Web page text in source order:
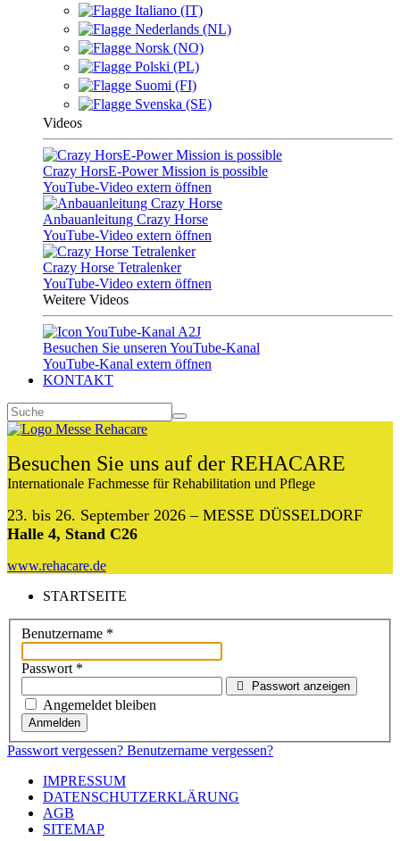
Italiano (IT)
Nederlands (NL)
Norsk (NO)
Polski (PL)
Suomi (FI)
Svenska (SE)
Videos
Crazy HorsE-Power Mission is possible
YouTube-Video extern öffnen
Anbauanleitung Crazy Horse
YouTube-Video extern öffnen
Crazy Horse Tetralenker
YouTube-Video extern öffnen
Weitere Videos
Besuchen Sie unseren YouTube-Kanal
YouTube-Kanal extern öffnen
KONTAKT
Besuchen Sie uns auf der REHACARE
Internationale Fachmesse für Rehabilitation und Pflege
23. bis 26. September 2026 – MESSE DÜSSELDORF
Halle 4, Stand C26
www.rehacare.de
STARTSEITE
Benutzername *
Passwort *
Passwort anzeigen
Angemeldet bleiben
Anmelden
Passwort vergessen? Benutzername vergessen?
IMPRESSUM
DATENSCHUTZERKLÄRUNG
AGB
SITEMAP